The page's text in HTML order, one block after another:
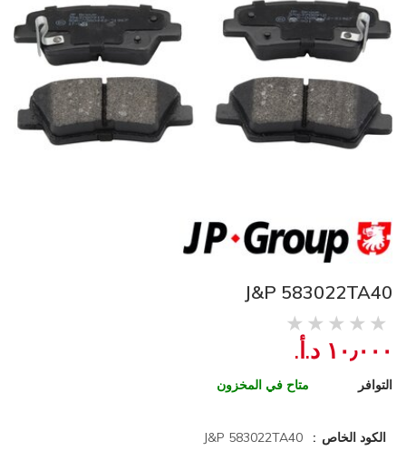
J&P 583022TA40
١٠٫٠٠٠ د.أ.‏
التوافر متاح في المخزون
الكود الخاص J&P 583022TA40